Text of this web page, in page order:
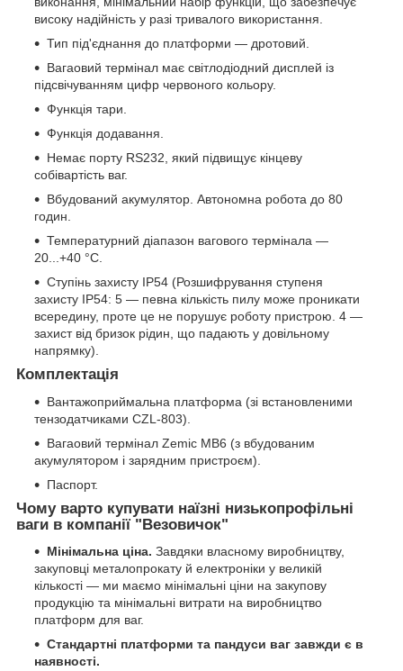
високу надійність у разі тривалого використання.
Тип під'єднання до платформи — дротовий.
Вагаовий термінал має світлодіодний дисплей із
підсвічуванням цифр червоного кольору.
Функція тари.
Функція додавання.
Немає порту RS232, який підвищує кінцеву
собівартість ваг.
Вбудований акумулятор. Автономна робота до 80
годин.
Температурний діапазон вагового термінала —
20...+40 °C.
Ступінь захисту IP54 (Розшифрування ступеня
захисту IP54: 5 — певна кількість пилу може проникати
всередину, проте це не порушує роботу пристрою. 4 —
захист від бризок рідин, що падають у довільному
напрямку).
Комплектація
Вантажоприймальна платформа (зі встановленими
тензодатчиками CZL-803).
Вагаовий термінал Zemic MB6 (з вбудованим
акумулятором і зарядним пристроєм).
Паспорт.
Чому варто купувати наїзні низькопрофільні
ваги в компанії "Везовичок"
Мінімальна ціна. Завдяки власному виробництву,
закуповці металопрокату й електроніки у великій
кількості — ми маємо мінімальні ціни на закупову
продукцію та мінімальні витрати на виробництво
платформ для ваг.
Стандартні платформи та пандуси ваг завжди є в
наявності.